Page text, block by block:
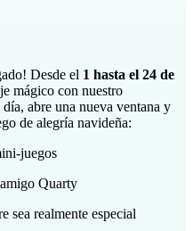
Desde el 1 hasta el 24 de
mágico con nuestro
abre una nueva ventana y
de alegría navideña:
juegos
Quarty
sea realmente especial